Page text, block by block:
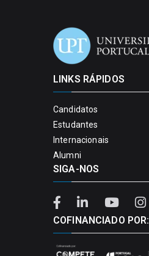
LINKS RÁPIDOS
Candidatos
Estudantes
Internacionais
Alumni
SIGA-NOS
COFINANCIADO POR: